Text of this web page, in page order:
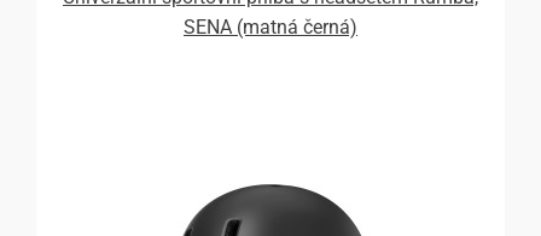
SENA (matná černá)